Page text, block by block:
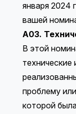
января 2024
вашей
A03.
В этой
проблему
которой